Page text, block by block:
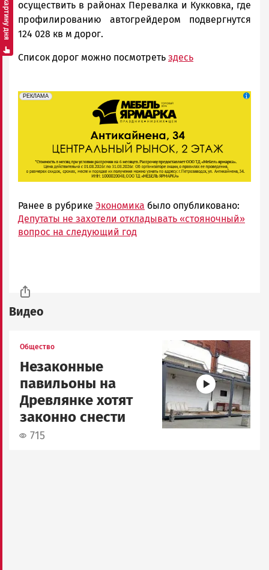
осуществить в районах Перевалка и Кукковка, где
профилированию автогрейдером подвергнутся
124 028 кв м дорог.
Список дорог можно посмотреть здесь
erid: 2SDnjeFymr3
РЕКЛАМА
Реклама
Ранее в рубрике Экономика было опубликовано:
Депутаты не захотели откладывать «стояночный»
вопрос на следующий год
Видео
Общество
Незаконные
павильоны на
Древлянке хотят
законно снести
715
Image